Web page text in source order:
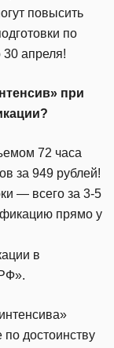
повысить
по
30 апреля!
при
72 часа
за 949 рублей!
— всего за 3-5
прямо у
в
достоинству